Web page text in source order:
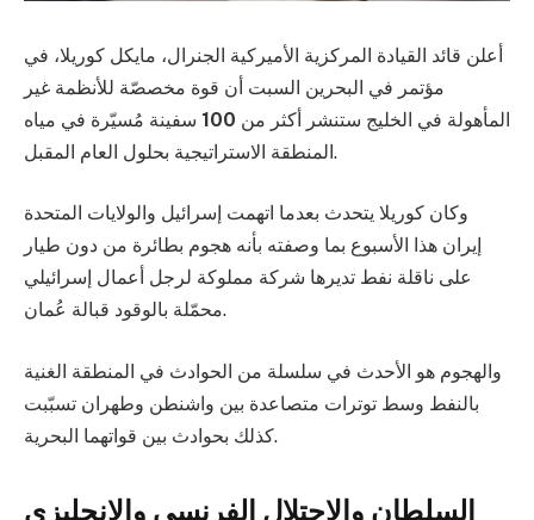
أعلن قائد القيادة المركزية الأميركية الجنرال، مايكل كوريلا، في
مؤتمر في البحرين السبت أن قوة مخصصّة للأنظمة غير
المأهولة في الخليج ستنشر أكثر من 100 سفينة مُسيّرة في مياه
المنطقة الاستراتيجية بحلول العام المقبل.
وكان كوريلا يتحدث بعدما اتهمت إسرائيل والولايات المتحدة
إيران هذا الأسبوع بما وصفته بأنه هجوم بطائرة من دون طيار
على ناقلة نفط تديرها شركة مملوكة لرجل أعمال إسرائيلي
محمّلة بالوقود قبالة عُمان.
والهجوم هو الأحدث في سلسلة من الحوادث في المنطقة الغنية
بالنفط وسط توترات متصاعدة بين واشنطن وطهران تسبّبت
كذلك بحوادث بين قواتهما البحرية.
السلطان والاحتلال الفرنسي والإنجليزي